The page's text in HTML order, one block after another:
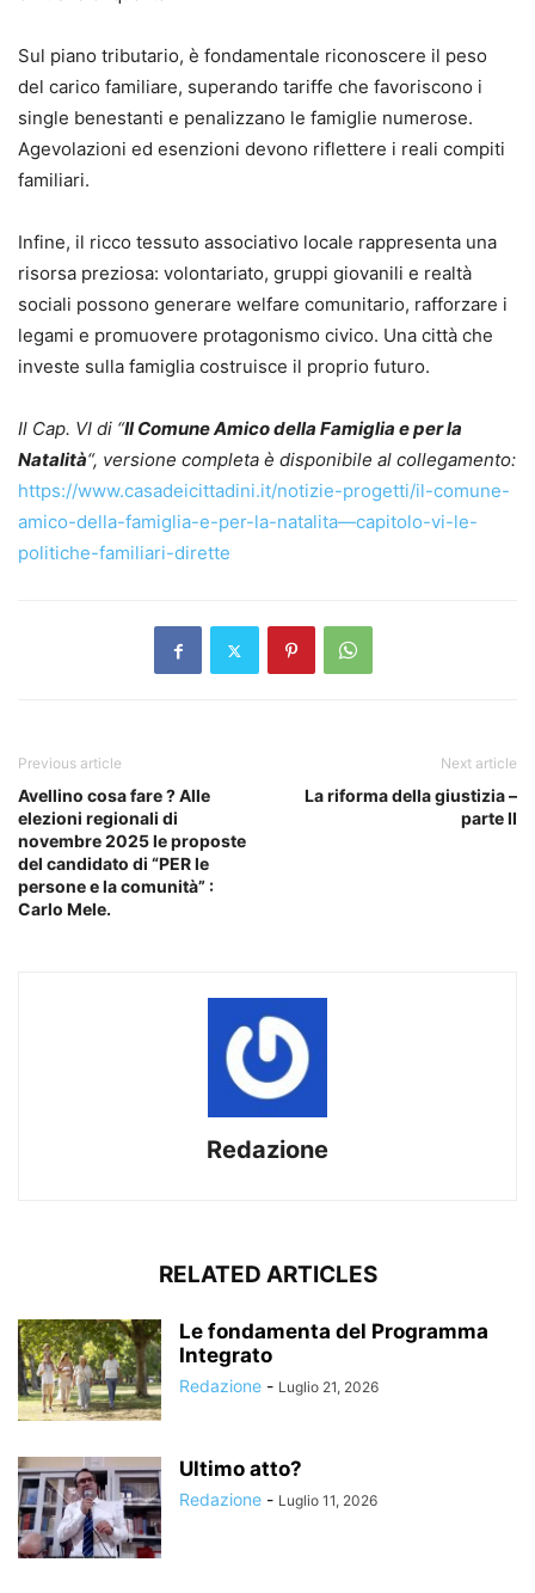
Sul piano tributario, è fondamentale riconoscere il peso
del carico familiare, superando tariffe che favoriscono i
single benestanti e penalizzano le famiglie numerose.
Agevolazioni ed esenzioni devono riflettere i reali compiti
familiari.
Infine, il ricco tessuto associativo locale rappresenta una
risorsa preziosa: volontariato, gruppi giovanili e realtà
sociali possono generare welfare comunitario, rafforzare i
legami e promuovere protagonismo civico. Una città che
investe sulla famiglia costruisce il proprio futuro.
Il Cap. VI di “Il Comune Amico della Famiglia e per la
Natalità“, versione completa è disponibile al collegamento:
https://www.casadeicittadini.it/notizie-progetti/il-comune-
amico-della-famiglia-e-per-la-natalita—capitolo-vi-le-
politiche-familiari-dirette
Previous article
Avellino cosa fare ? Alle
elezioni regionali di
novembre 2025 le proposte
del candidato di “PER le
persone e la comunità” :
Carlo Mele.
Next article
La riforma della giustizia –
parte II
Redazione
RELATED ARTICLES
Le fondamenta del Programma
Integrato
Redazione - Luglio 21, 2026
Ultimo atto?
Redazione - Luglio 11, 2026